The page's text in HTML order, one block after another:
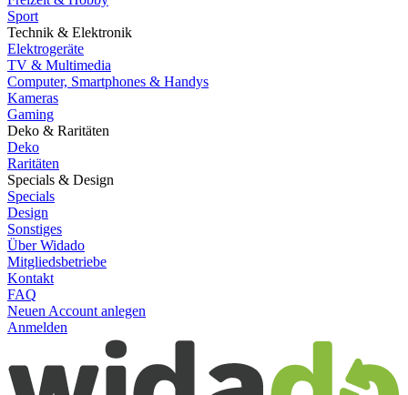
Sport
Technik & Elektronik
Elektrogeräte
TV & Multimedia
Computer, Smartphones & Handys
Kameras
Gaming
Deko & Raritäten
Deko
Raritäten
Specials & Design
Specials
Design
Sonstiges
Über Widado
Mitgliedsbetriebe
Kontakt
FAQ
Neuen Account anlegen
Anmelden